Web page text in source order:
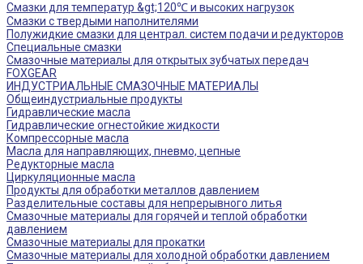
Смазки для температур &gt;120℃ и высоких нагрузок
Смазки с твердыми наполнителями
Полужидкие смазки для централ. систем подачи и редукторов
Специальные смазки
Смазочные материалы для открытых зубчатых передач
FOXGEAR
ИНДУСТРИАЛЬНЫЕ СМАЗОЧНЫЕ МАТЕРИАЛЫ
Общеиндустриальные продукты
Гидравлические масла
Гидравлические огнестойкие жидкости
Компрессорные масла
Масла для направляющих, пневмо, цепные
Редукторные масла
Циркуляционные масла
Продукты для обработки металлов давлением
Разделительные составы для непрерывного литья
Смазочные материалы для горячей и теплой обработки
давлением
Смазочные материалы для прокатки
Смазочные материалы для холодной обработки давлением